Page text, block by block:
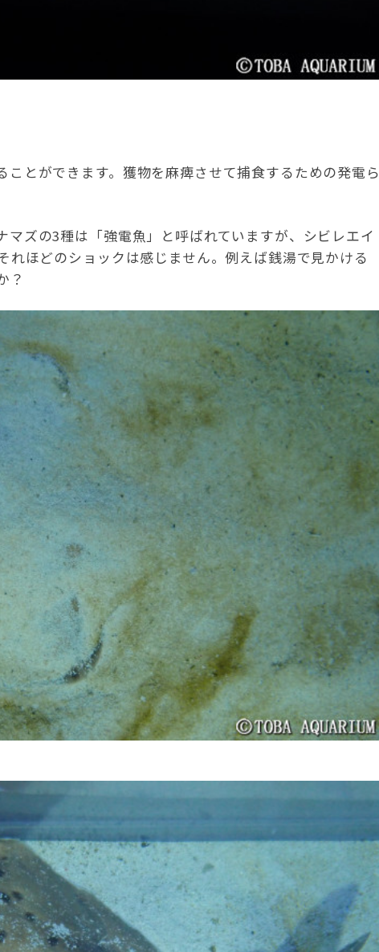
とができます。獲物を麻痺させて捕食するための発電ら
ズの3種は「強電魚」と呼ばれていますが、シビレエイ
れほどのショックは感じません。例えば銭湯で見かける
？